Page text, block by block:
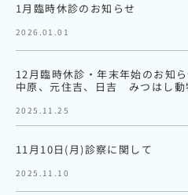
1月臨時休診のお知らせ
2026.01.01
12月臨時休診・年末年始のお知
中原、元住吉、日吉 みつはし動
2025.11.25
11月10日(月)診察に関して
2025.11.10